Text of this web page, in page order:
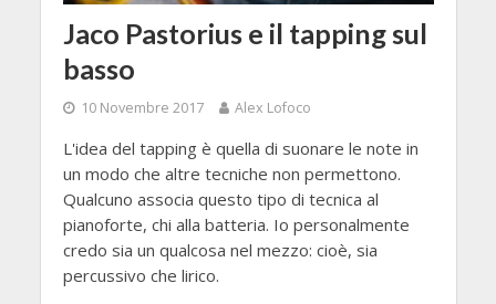
Jaco Pastorius e il tapping sul
basso
10 Novembre 2017 Alex Lofoco
L'idea del tapping è quella di suonare le note in
un modo che altre tecniche non permettono.
Qualcuno associa questo tipo di tecnica al
pianoforte, chi alla batteria. Io personalmente
credo sia un qualcosa nel mezzo: cioè, sia
percussivo che lirico.